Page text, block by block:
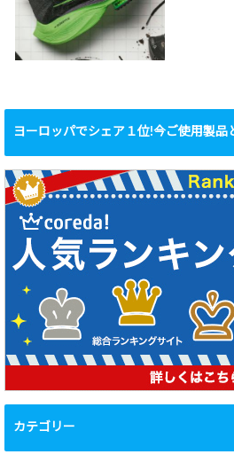
ヨーロッパでシェア１位!今ご使用製品
カテゴリー